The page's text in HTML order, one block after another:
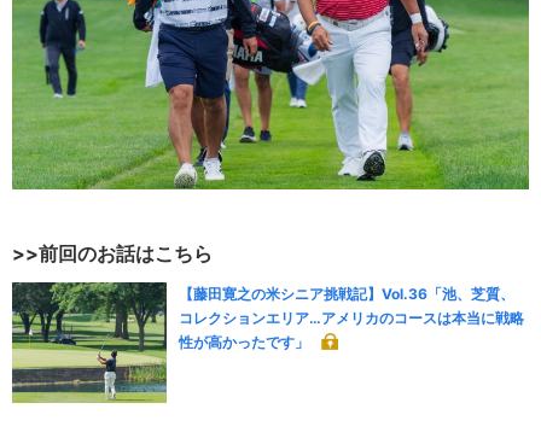
>>前回のお話はこちら
【藤田寛之の米シニア挑戦記】Vol.36「池、芝質、
コレクションエリア…アメリカのコースは本当に戦略
性が高かったです」